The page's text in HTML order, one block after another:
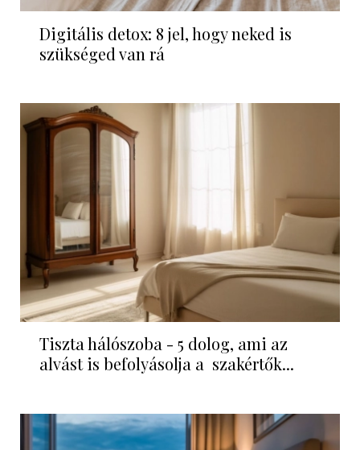
Digitális detox: 8 jel, hogy neked is
szükséged van rá
Tiszta hálószoba - 5 dolog, ami az
alvást is befolyásolja a szakértők...